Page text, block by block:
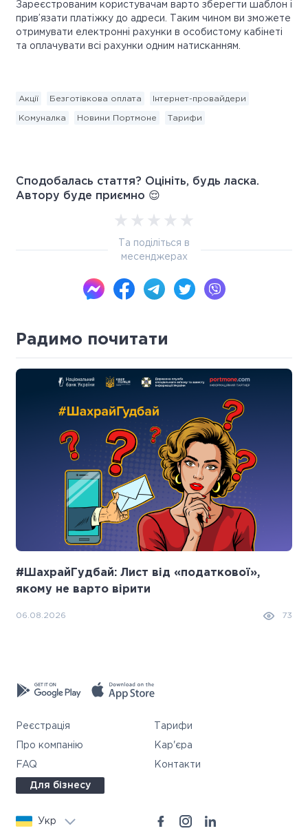
Зареєстрованим користувачам варто зберегти шаблон і
прив’язати платіжку до адреси. Таким чином ви зможете
отримувати електронні рахунки в особистому кабінеті
та оплачувати всі рахунки одним натисканням.
Акції Безготівкова оплата Інтернет-провайдери
Комуналка Новини Портмоне Тарифи
Сподобалась стаття? Оцініть, будь ласка.
Автору буде приємно 😌
Та поділіться в
месенджерах
Радимо почитати
#ШахрайГудбай: Лист від «податкової»,
якому не варто вірити
06.08.2026 73
Реєстрація Тарифи
Про компанію Кар'єра
FAQ Контакти
Для бізнесу
Укр